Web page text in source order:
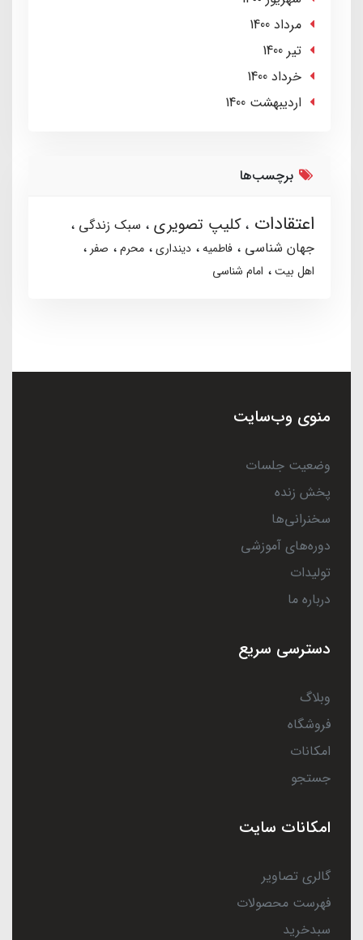
مرداد 1400
تير 1400
خرداد 1400
ارديبهشت 1400
برچسب‌ها
اعتقادات کلیپ تصویری
سبک زندگی
جهان شناسی
فاطمیه دینداری محرم
صفر
اهل بیت
امام شناسی
منوی وب‌سایت
وضعیت جلسات
پخش زنده
سخنرانی‌ها
دوره‌های آموزشی
تولیدات
درباره ما
دسترسی سریع
وبلاگ
فروشگاه
امکانات
جستجو
امکانات سایت
گالری تصاویر
فهرست محصولات
سبدخرید